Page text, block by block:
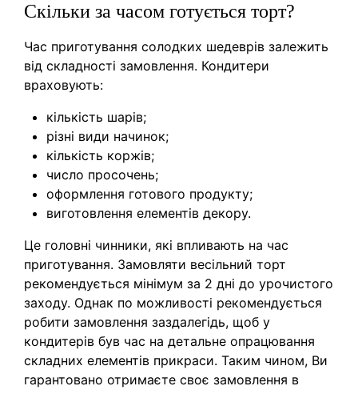
Скільки за часом готується торт?
Час приготування солодких шедеврів залежить
від складності замовлення. Кондитери
враховують:
кількість шарів;
різні види начинок;
кількість коржів;
число просочень;
оформлення готового продукту;
виготовлення елементів декору.
Це головні чинники, які впливають на час
приготування. Замовляти весільний торт
рекомендується мінімум за 2 дні до урочистого
заходу. Однак по можливості рекомендується
робити замовлення заздалегідь, щоб у
кондитерів був час на детальне опрацювання
складних елементів прикраси. Таким чином, Ви
гарантовано отримаєте своє замовлення в